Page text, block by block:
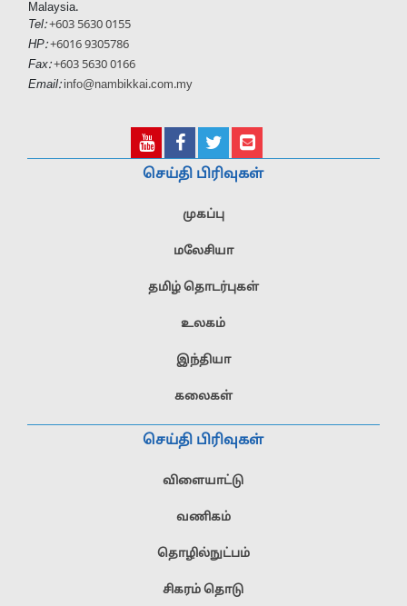
Malaysia.
Tel:+603 5630 0155
HP:+6016 9305786
Fax: +603 5630 0166
Email: info@nambikkai.com.my
செய்தி பிரிவுகள்
முகப்பு
மலேசியா
தமிழ் தொடர்புகள்
உலகம்
இந்தியா
கலைகள்
செய்தி பிரிவுகள்
விளையாட்டு
வணிகம்
தொழில்நுட்பம்
சிகரம் தொடு